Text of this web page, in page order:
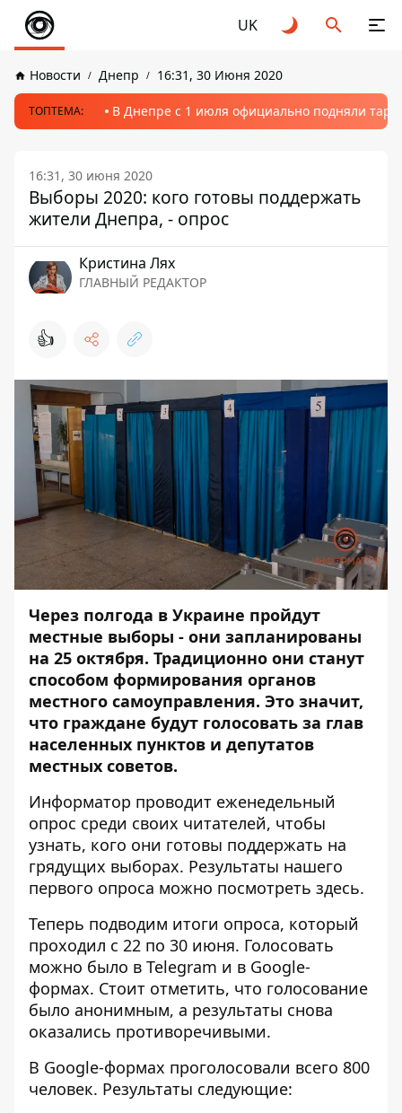
UK
Новости Днепр 16:31, 30 Июня 2020
ТОПТЕМА: В Днепре с 1 июля официально подняли
16:31, 30 июня 2020
Выборы 2020: кого готовы поддержать
жители Днепра, - опрос
Кристина Лях
ГЛАВНЫЙ РЕДАКТОР
👍
Через полгода в Украине пройдут
местные выборы - они запланированы
на 25 октября. Традиционно они станут
способом формирования органов
местного самоуправления. Это значит,
что граждане будут голосовать за глав
населенных пунктов и депутатов
местных советов.
Информатор проводит еженедельный
опрос среди своих читателей, чтобы
узнать, кого они готовы поддержать на
грядущих выборах. Результаты нашего
первого опроса можно посмотреть здесь.
Теперь подводим итоги опроса, который
проходил с 22 по 30 июня. Голосовать
можно было в Telegram и в Google-
формах. Стоит отметить, что голосование
было анонимным, а результаты снова
оказались противоречивыми.
В Google-формах проголосовали всего 800
человек. Результаты следующие: